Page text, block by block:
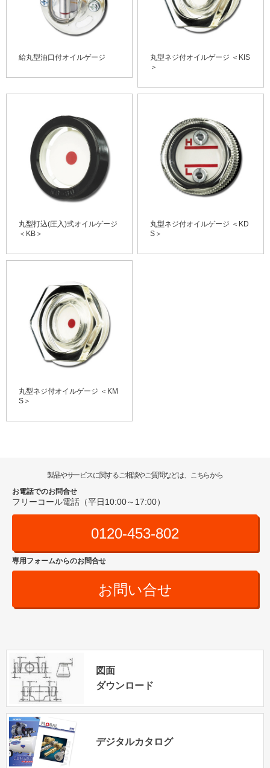
給丸型油口付オイルゲージ
丸型ネジ付オイルゲージ ＜KIS
＞
丸型打込(圧入)式オイルゲージ
＜KB＞
丸型ネジ付オイルゲージ ＜KD
S＞
丸型ネジ付オイルゲージ ＜KM
S＞
製品やサービスに関するご相談やご質問などは、こちらから
お電話でのお問合せ
フリーコール電話（平日10:00～17:00）
0120-453-802
専用フォームからのお問合せ
お問い合せ
図面
ダウンロード
デジタルカタログ